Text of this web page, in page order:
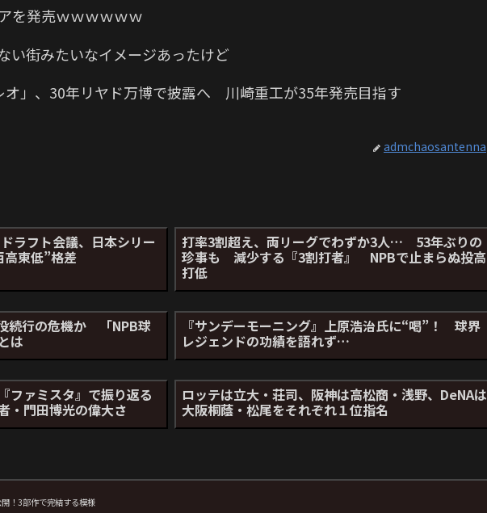
を発売ｗｗｗｗｗｗ
い街みたいなイメージあったけど
オ」、30年リヤド万博で披露へ 川崎重工が35年発売目指す
admchaosantenna
ラフト会議、日本シリー
高東低”格差
打率3割超え、両リーグでわずか3人… 53年ぶりの
珍事も 減少する『3割打者』 NPBで止まらぬ投高
打低
続行の危機か 「NPB球
は
『サンデーモーニング』上原浩治氏に“喝”！ 球界
レジェンドの功績を語れず…
ファミスタ』で振り返る
・門田博光の偉大さ
ロッテは立大・荘司、阪神は高松商・浅野、DeNAは
大阪桐蔭・松尾をそれぞれ１位指名
！3部作で完結する模様